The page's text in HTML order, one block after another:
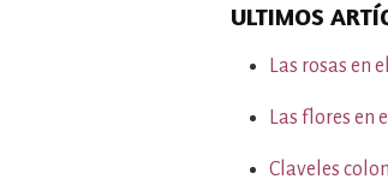
ULTIMOS
Las rosas en
Las flores en
Claveles